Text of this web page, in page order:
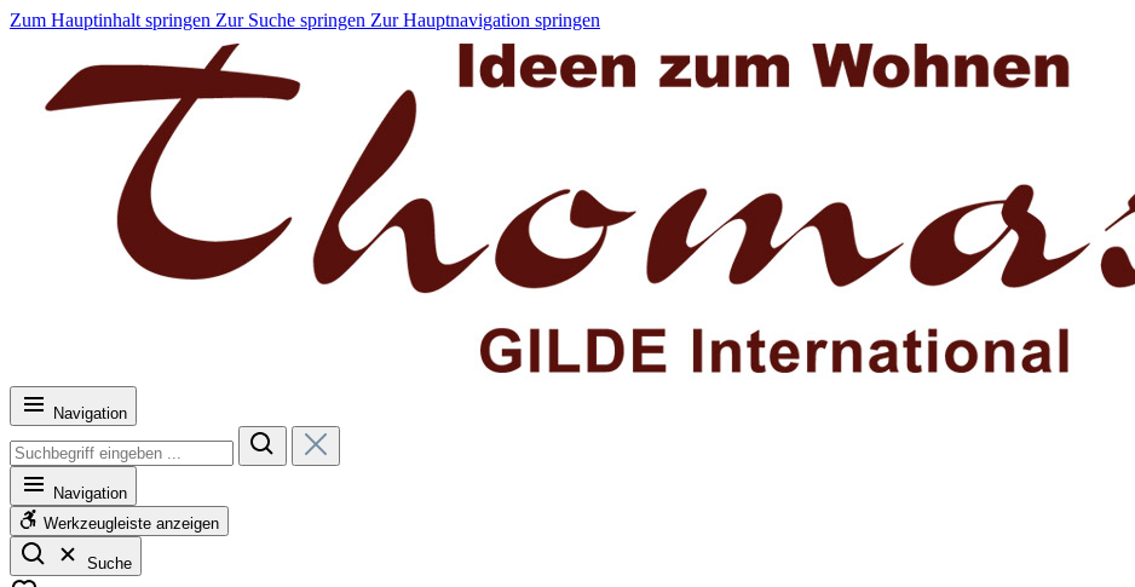
Zum Hauptinhalt springen Zur Suche springen Zur Hauptnavigation springen
Navigation
Navigation
Werkzeugleiste anzeigen
Suche